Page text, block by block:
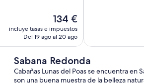
El
precio
actual
134 €
134 €
incluye tasas e impuestos
Del 19 ago al 20 ago
San
Pedro
de
poas
Sabana Redonda
Cabañas Lunas del Poas se encuentra en
son una buena muestra de la belleza